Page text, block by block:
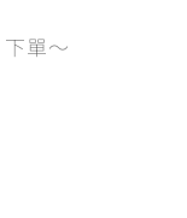
下單～